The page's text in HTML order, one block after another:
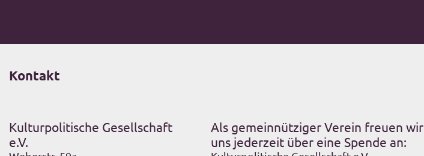
Kontakt
Kulturpolitische Gesellschaft
e.V.
Als gemeinnütziger Verein freuen wir
uns jederzeit über eine Spende an: